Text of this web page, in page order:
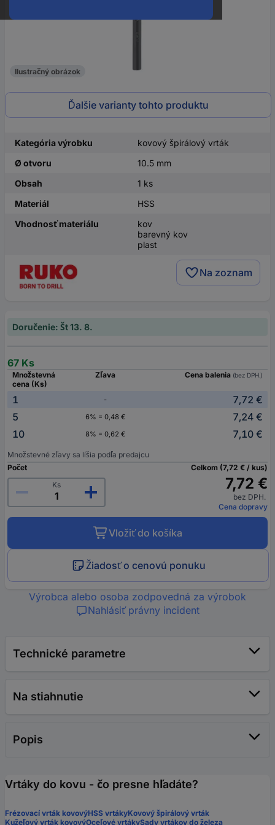
Ilustračný obrázok
Ďalšie varianty tohto produktu
Kategória výrobku
kovový špirálový vrták
Ø otvoru
10.5 mm
Obsah
1 ks
Materiál
HSS
Vhodnosť materiálu
kov
barevný kov
plast
Na zoznam
Doručenie: Št 13. 8.
67 Ks
Množstevná
cena (Ks)
Zľava Cena balenia (bez DPH.)
1 -
7,72 €
5
6% = 0,48 €
7,24 €
10
8% = 0,62 € 7,10 €
Množstevné zľavy sa líšia podľa predajcu
Počet
Ks
Celkom (7,72 € / kus)
7,72 €
bez DPH.
Cena dopravy
Vložiť do košíka
Žiadosť o cenovú ponuku
Výrobca alebo osoba zodpovedná za výrobok
Nahlásiť právny incident
Technické parametre
Na stiahnutie
Popis
Vrtáky do kovu - čo presne hľadáte?
Frézovací vrták kovovýHSS vrtákyKovový špirálový vrták
Kužeľový vrták kovovýOceľové vrtákySady vrtákov do železa